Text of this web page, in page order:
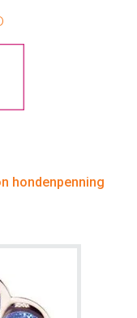
hondenpenning